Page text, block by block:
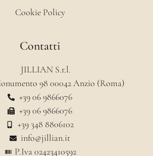
Cookie Policy
Contatti
JILLIAN S.r.l.
98 00042 Anzio (Roma)
+39 06 9866076
+39 06 9866076
+39 348 8806102
info@jillian.it
P.Iva 02423410592